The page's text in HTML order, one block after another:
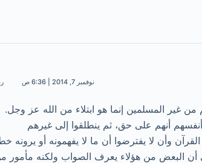
نوفمبر 7, 2014 | 6:36 ص
غير المسلمين إنما هو ابتلاء من الله عز وجل.
أنهم على حق، ثم ينطلقوا إلى غيرهم
وأن لا يفترضوا أن ما لا يفهمونه أو يرونه
البعض من هؤلاء يعرف الصواب ولكنه مأمور